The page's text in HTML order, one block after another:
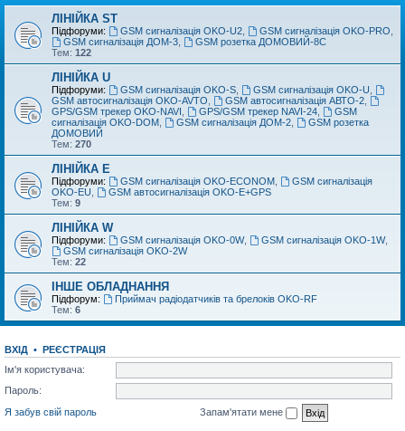
ЛІНІЙКА ST
Підфоруми: GSM сигналізація OKO-U2, GSM сигналізація OKO-PRO
GSM сигналізація ДОМ-3,
GSM розетка ДОМОВИЙ-8С
Тем: 122
ЛІНІЙКА U
Підфоруми: GSM сигналізація OKO-S, GSM сигналізація OKO-U
GSM автосигналізація OKO-AVTO
GSM автосигналізація АВТО-2,
GPS/GSM трекер OKO-NAVI
GPS/GSM трекер NAVI-24,
GSM
сигналізація OKO-DOM
GSM сигналізація ДОМ-2,
GSM розетка
ДОМОВИЙ
Тем: 270
ЛІНІЙКА E
Підфоруми: GSM сигналізація OKO-ECONOM,
GSM сигналізація
OKO-EU
GSM автосигналізація OKO-E+GPS
Тем: 9
ЛІНІЙКА W
Підфоруми: GSM сигналізація OKO-0W, GSM сигналізація OKO-1W,
GSM сигналізація OKO-2W
Тем: 22
ІНШЕ ОБЛАДНАННЯ
Підфорум:
Приймач радіодатчиків та брелоків OKO-RF
Тем: 6
ВХІД • РЕЄСТРАЦІЯ
Ім'я користувача:
Пароль:
Я забув свій пароль
Запам'ятати мене